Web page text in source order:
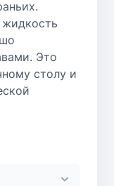
жидкость
Это
столу и